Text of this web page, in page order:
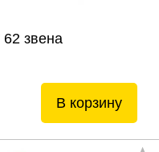
звена
В корзину